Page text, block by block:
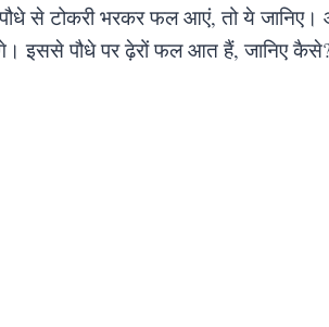
से टोकरी भरकर फल आएं, तो ये
इससे पौधे पर ढ़ेरों फल आत हैं, जानिए